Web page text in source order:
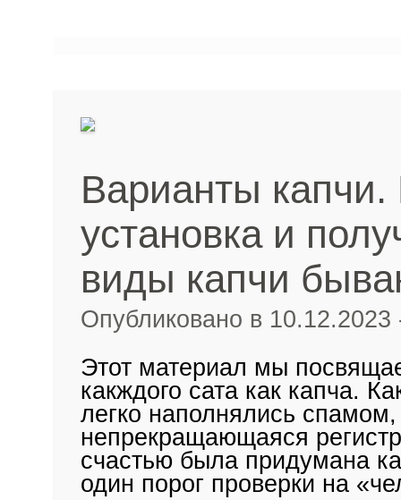
Варианты капчи.
установка и
виды капчи
Опубликовано в
Этот материал мы
какждого сата как капча.
легко наполнялись
непрекращающаяся
счастью была придумана
один порог проверки на